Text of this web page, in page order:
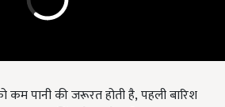
कम पानी की जरूरत होती है, पहली बारिश